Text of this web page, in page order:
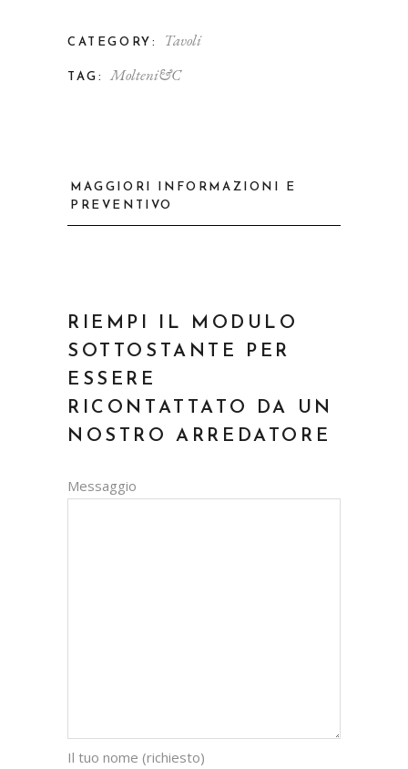
CATEGORY: Tavoli
TAG: Molteni&C
MAGGIORI INFORMAZIONI E
PREVENTIVO
RIEMPI IL MODULO
SOTTOSTANTE PER
ESSERE
RICONTATTATO DA UN
NOSTRO ARREDATORE
Messaggio
Il tuo nome (richiesto)